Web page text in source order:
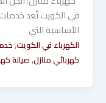
في الكويت تُعد
الأساسية التي
الكهرباء في الكويت,
كهربائي منازل,صيانة